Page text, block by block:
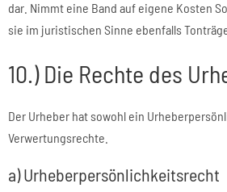
dar. Nimmt eine Band auf eigene Kosten
sie im juristischen Sinne ebenfalls
10.) Die Rechte des
Der Urheber hat sowohl ein
Verwertungsrechte.
a) Urheberpersönlichkeitsrecht